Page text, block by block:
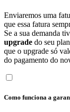
Enviaremos uma
que essa fatura
Se a sua demanda
upgrade do seu
que o upgrade só
do pagamento do
Como funciona a